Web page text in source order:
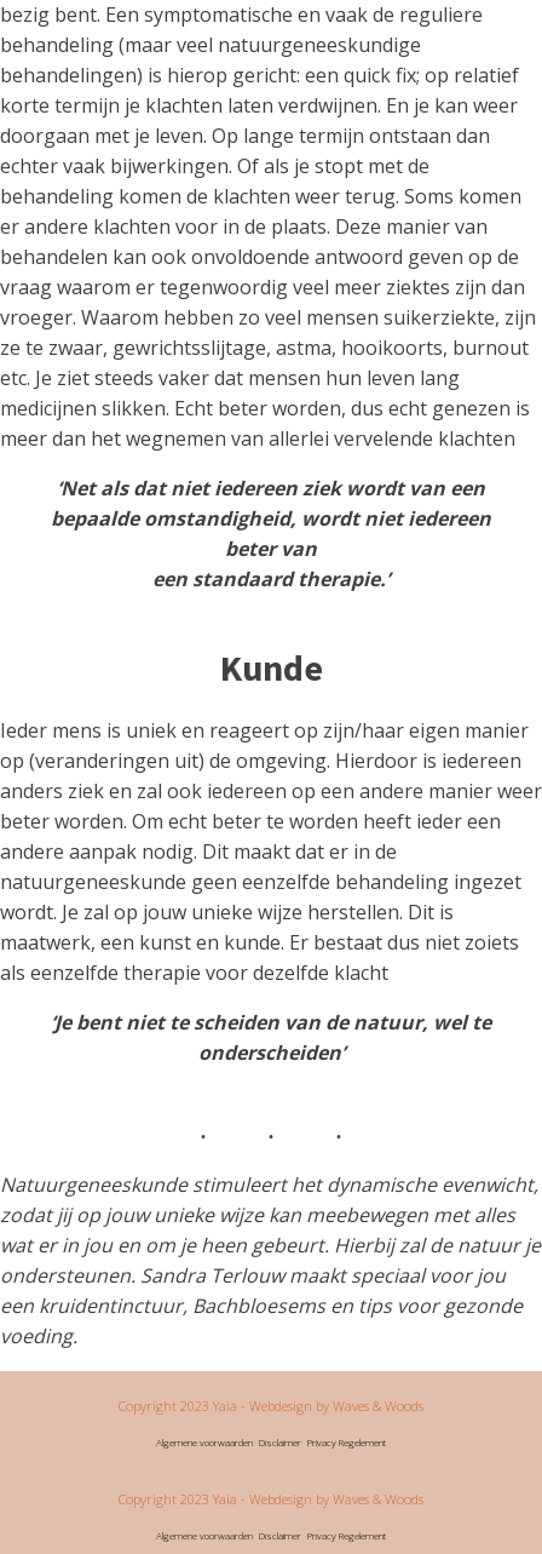
bezig bent. Een symptomatische en vaak de reguliere
behandeling (maar veel natuurgeneeskundige
behandelingen) is hierop gericht: een quick fix; op relatief
korte termijn je klachten laten verdwijnen. En je kan weer
doorgaan met je leven. Op lange termijn ontstaan dan
echter vaak bijwerkingen. Of als je stopt met de
behandeling komen de klachten weer terug. Soms komen
er andere klachten voor in de plaats. Deze manier van
behandelen kan ook onvoldoende antwoord geven op de
vraag waarom er tegenwoordig veel meer ziektes zijn dan
vroeger. Waarom hebben zo veel mensen suikerziekte, zijn
ze te zwaar, gewrichtsslijtage, astma, hooikoorts, burnout
etc. Je ziet steeds vaker dat mensen hun leven lang
medicijnen slikken. Echt beter worden, dus echt genezen is
meer dan het wegnemen van allerlei vervelende klachten
‘Net als dat niet iedereen ziek wordt van een
bepaalde omstandigheid, wordt niet iedereen
beter van
een standaard therapie.’
Kunde
Ieder mens is uniek en reageert op zijn/haar eigen manier
op (veranderingen uit) de omgeving. Hierdoor is iedereen
anders ziek en zal ook iedereen op een andere manier weer
beter worden. Om echt beter te worden heeft ieder een
andere aanpak nodig. Dit maakt dat er in de
natuurgeneeskunde geen eenzelfde behandeling ingezet
wordt. Je zal op jouw unieke wijze herstellen. Dit is
maatwerk, een kunst en kunde. Er bestaat dus niet zoiets
als eenzelfde therapie voor dezelfde klacht
‘Je bent niet te scheiden van de natuur, wel te
onderscheiden’
Natuurgeneeskunde stimuleert het dynamische evenwicht,
zodat jij op jouw unieke wijze kan meebewegen met alles
wat er in jou en om je heen gebeurt. Hierbij zal de natuur je
ondersteunen. Sandra Terlouw maakt speciaal voor jou
een kruidentinctuur, Bachbloesems en tips voor gezonde
voeding.
Copyright 2023 Yaia - Webdesign by Waves & Woods
Algemene voorwaarden Disclaimer Privacy Regelement
Copyright 2023 Yaia - Webdesign by Waves & Woods
Algemene voorwaarden Disclaimer Privacy Regelement